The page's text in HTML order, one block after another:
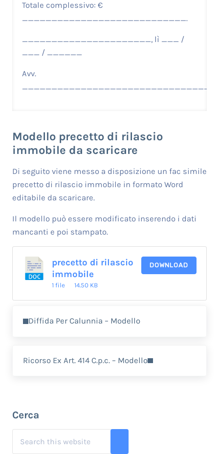
Totale complessivo: €
____________________________.
______________________, lì ___ /
___ / ______
Avv.
Modello precetto di rilascio
immobile da scaricare
Di seguito viene messo a disposizione un fac simile
precetto di rilascio immobile in formato Word
editabile da scaricare.
Il modello può essere modificato inserendo i dati
mancanti e poi stampato.
precetto di rilascio
immobile
1 file 14.50 KB
DOWNLOAD
Diffida Per Calunnia – Modello
Ricorso Ex Art. 414 C.p.c. – Modello
Sidebar
Cerca